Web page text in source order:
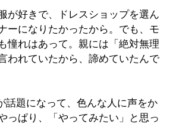
が好きで、ドレスショップを選ん
ーになりたかったから。でも、モ
憧れはあって。親には「絶対無理
われていたから、諦めていたんで
話題になって、色んな人に声をか
っぱり、「やってみたい」と思っ